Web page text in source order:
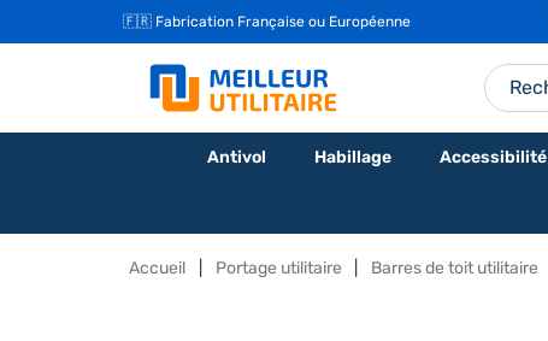
🇫🇷 Fabrication Française ou Européenne
Antivol Habillage Accessibilité
Accueil Portage utilitaire Barres de toit utilitaire